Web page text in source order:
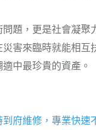
題，更是社會凝聚
害來臨時就能相互
中最珍貴的資產。
府維修，專業快速